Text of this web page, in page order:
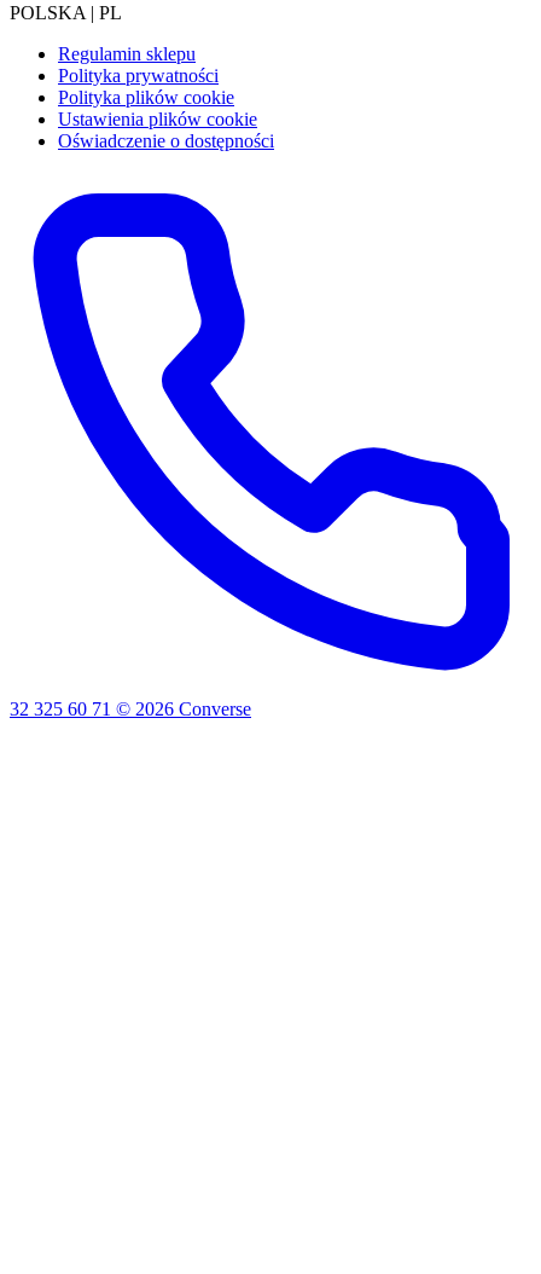
POLSKA | PL
Regulamin sklepu
Polityka prywatności
Polityka plików cookie
Ustawienia plików cookie
Oświadczenie o dostępności
32 325 60 71 © 2026 Converse